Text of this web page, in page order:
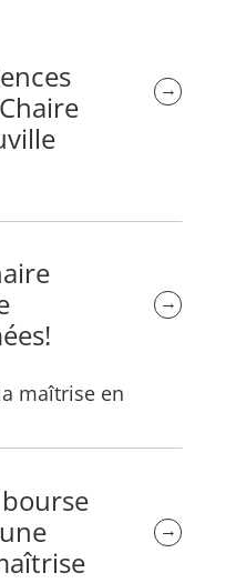
→
→
maîtrise en
→